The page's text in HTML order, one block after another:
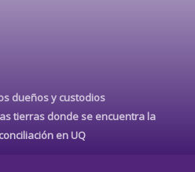
dueños y custodios
tierras donde se encuentra la
en UQ